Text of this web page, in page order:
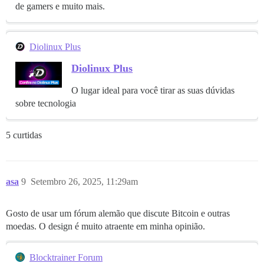
de gamers e muito mais.
Diolinux Plus
Diolinux Plus
O lugar ideal para você tirar as suas dúvidas
sobre tecnologia
5 curtidas
asa Setembro 26, 2025, 11:29am
9
Gosto de usar um fórum alemão que discute Bitcoin e outras
moedas. O design é muito atraente em minha opinião.
Blocktrainer Forum